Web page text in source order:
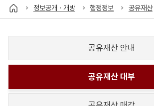
로
가
기
기
정보공개ㆍ개방 행정정보 공유재산
공유재산 안내
공유재산 대부